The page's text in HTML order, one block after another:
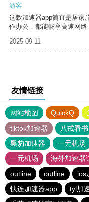
游客
这款加速器app简直是居家
作办公，都能畅享高速网络
2025-09-11
友情链接
网站地图 QuickQ
tiktok加速器
八戒看书
黑豹加速器
一元机场
一元机场
海外加速器
outline
outline ios
快连加速器app
tyl加